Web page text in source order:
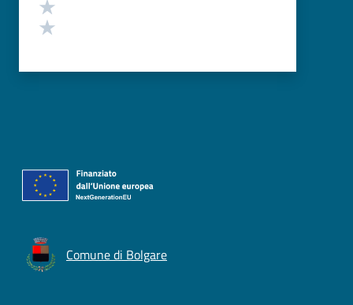
Comune di Bolgare